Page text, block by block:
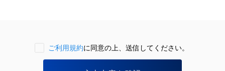
ご利用規約に同意の上、送信してください。